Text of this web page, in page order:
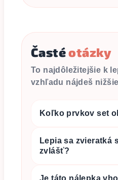
Častéotázky
To najdôležitejšie k
vzhľadu nájdeš
Koľko prvkov set
Lepia sa zvieratká
zvlášť?
Je táto nálepka